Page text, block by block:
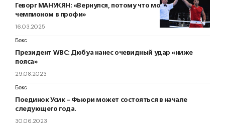
Геворг МАНУКЯН: «Вернулся, потому что могу стать
чемпионом в профи»
16.03.2025
Бокс
Президент WBC: Дюбуа нанес очевидный удар «ниже
пояса»
29.08.2023
Бокс
Поединок Усик – Фьюри может состояться в начале
следующего года.
30.06.2023